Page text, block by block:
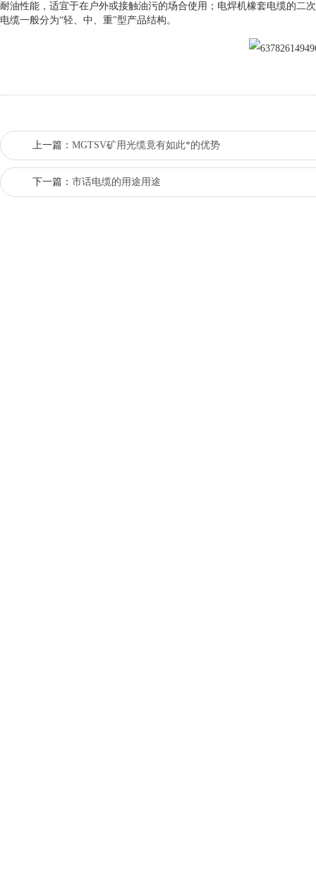
耐油性能，适宜于在户外或接触油污的场合使用；电焊机橡套电缆的二
电缆一般分为“轻、中、重"型产品结构。
上一篇： MGTSV矿用光缆竟有如此*的优势
下一篇： 市话电缆的用途用途